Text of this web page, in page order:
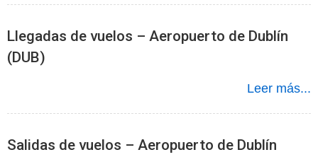
Llegadas de vuelos – Aeropuerto de Dublín
(DUB)
Leer más...
Salidas de vuelos – Aeropuerto de Dublín